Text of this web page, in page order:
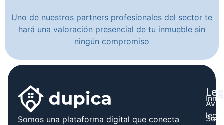
Uno de nuestros partners profesionales del sector te
hará una valoración presencial de tu inmueble sin
ningún compromiso
Somos una plataforma digital que conecta
legal